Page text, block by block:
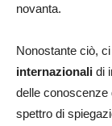
novanta.
Nonostante ciò,
internazionali di
delle conoscenze
spettro di